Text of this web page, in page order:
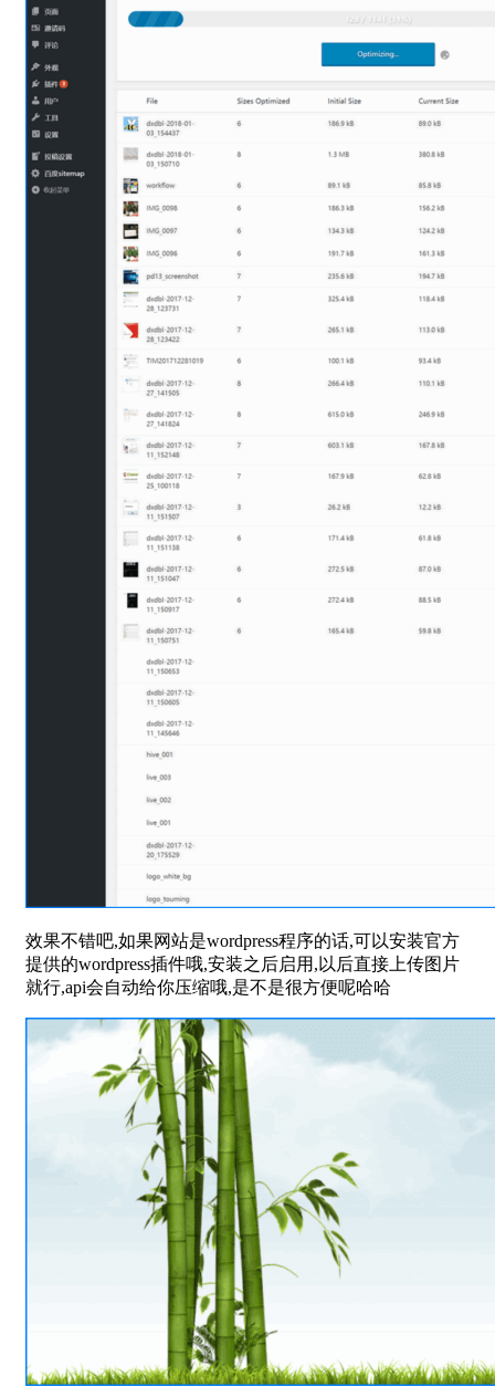
效果不错吧,如果网站是wordpress程序的话,可以安装官方
提供的wordpress插件哦,安装之后启用,以后直接上传图片
就行,api会自动给你压缩哦,是不是很方便呢哈哈